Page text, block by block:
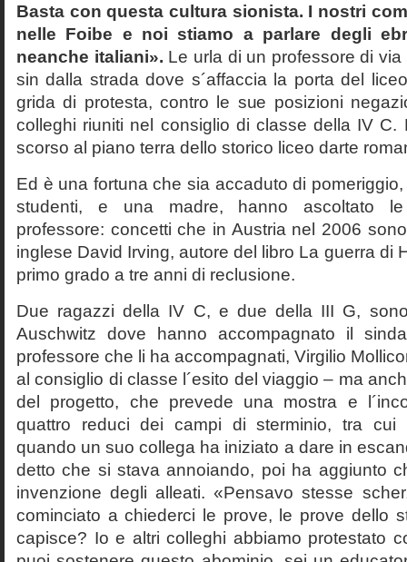
Basta con questa cultura sionista. I nostri
nelle Foibe e noi stiamo a parlare degli
neanche italiani». Le urla di un professore di
sin dalla strada dove s´affaccia la porta del
grida di protesta, contro le sue posizioni
colleghi riuniti nel consiglio di classe della IV C.
scorso al piano terra dello storico liceo darte
Ed è una fortuna che sia accaduto di
studenti, e una madre, hanno ascoltato le
professore: concetti che in Austria nel 2006
inglese David Irving, autore del libro La guerra di
primo grado a tre anni di reclusione.
Due ragazzi della IV C, e due della III G,
Auschwitz dove hanno accompagnato il
professore che li ha accompagnati, Virgilio
al consiglio di classe l´esito del viaggio – ma
del progetto, che prevede una mostra e
quattro reduci dei campi di sterminio, tra cui
quando un suo collega ha iniziato a dare in
detto che si stava annoiando, poi ha aggiunto
invenzione degli alleati. «Pensavo stesse
cominciato a chiederci le prove, le prove dello
capisce? Io e altri colleghi abbiamo protestato